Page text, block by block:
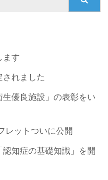
ます
れました
優良施設」の表彰をい
レットついに公開
認知症の基礎知識」を開